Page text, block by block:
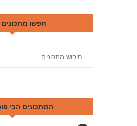
חפשו
המתכונים הכי